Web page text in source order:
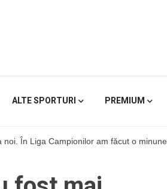
ALTE SPORTURI PREMIUM
În Liga Campionilor am făcut o minune